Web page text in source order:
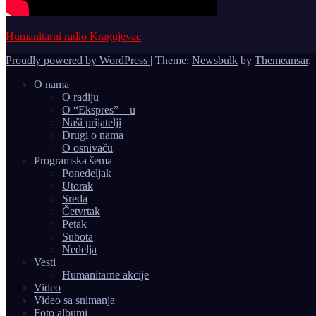
Humanitarni radio Kragujevac
Proudly powered by WordPress | Theme: Newsbulk by Themeansar.
O nama
O radiju
O “Ekspres” – u
Naši prijatelji
Drugi o nama
O osnivaču
Programska šema
Ponedeljak
Utorak
Sreda
Četvrtak
Petak
Subota
Nedelja
Vesti
Humanitarne akcije
Video
Video sa snimanja
Foto albumi